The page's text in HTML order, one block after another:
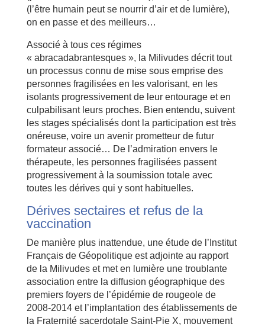
(l’être humain peut se nourrir d’air et de lumière),
on en passe et des meilleurs…
Associé à tous ces régimes
« abracadabrantesques », la Milivudes décrit tout
un processus connu de mise sous emprise des
personnes fragilisées en les valorisant, en les
isolants progressivement de leur entourage et en
culpabilisant leurs proches. Bien entendu, suivent
les stages spécialisés dont la participation est très
onéreuse, voire un avenir prometteur de futur
formateur associé… De l’admiration envers le
thérapeute, les personnes fragilisées passent
progressivement à la soumission totale avec
toutes les dérives qui y sont habituelles.
Dérives sectaires et refus de la
vaccination
De manière plus inattendue, une étude de l’Institut
Français de Géopolitique est adjointe au rapport
de la Milivudes et met en lumière une troublante
association entre la diffusion géographique des
premiers foyers de l’épidémie de rougeole de
2008-2014 et l’implantation des établissements de
la Fraternité sacerdotale Saint-Pie X, mouvement